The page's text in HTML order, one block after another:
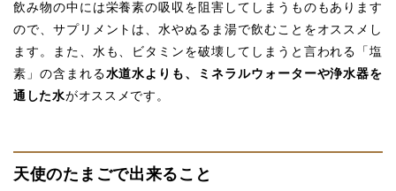
飲み物の中には栄養素の吸収を阻害してしまうものもあります
ので、サプリメントは、水やぬるま湯で飲むことをオススメし
ます。また、水も、ビタミンを破壊してしまうと言われる「塩
素」の含まれる水道水よりも、ミネラルウォーターや浄水器を
通した水がオススメです。
天使のたまごで出来ること